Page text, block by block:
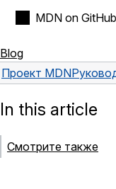
MDN on GitHub
Blog
Проект MDN
In this article
Смотрите также